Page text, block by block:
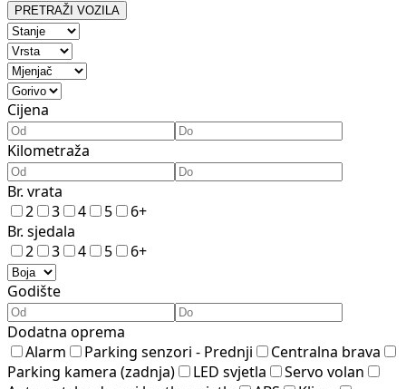
PRETRAŽI VOZILA
Cijena
Kilometraža
Br. vrata
2
3 4 5
6+
Br. sjedala
2
3 4 5
6+
Godište
Dodatna oprema
Alarm
Parking senzori - Prednji
Centralna brava
Parking kamera (zadnja)
LED svjetla
Servo volan